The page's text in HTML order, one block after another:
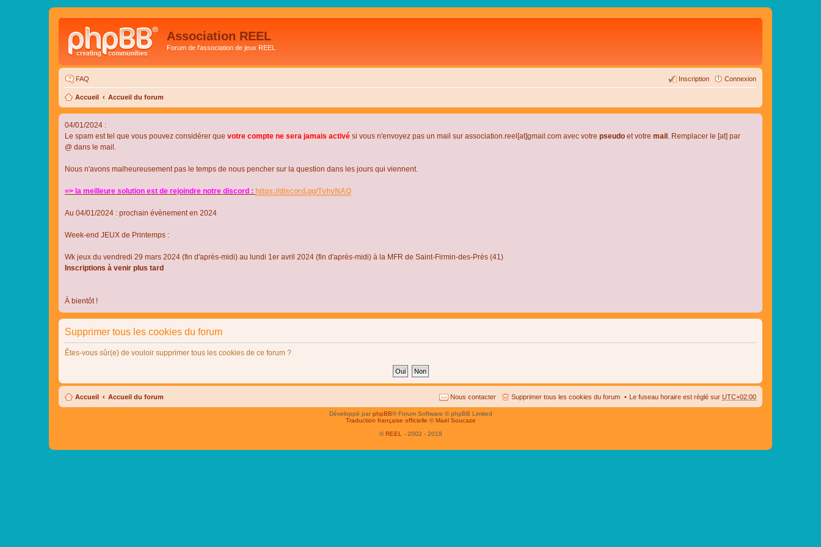
Association REEL
Forum de l'association de jeux REEL
FAQ Connexion
Inscription
Accueil Accueil du forum
04/01/2024 :
Le spam est tel que vous pouvez considérer que votre compte ne sera jamais activé si vous n'envoyez pas un mail sur association.reel[at]gmail.com avec votre pseudo et votre mail . Remplacer le [at] par
@ dans le mail.
Nous n'avons malheureusement pas le temps de nous pencher sur la question dans les jours qui viennent.
=> la meilleure solution est de rejoindre notre discord : https://discord.gg/TvhyNAQ
Au 04/01/2024 : prochain évènement en 2024
Week-end JEUX de Printemps :
Wk jeux du vendredi 29 mars 2024 (fin d'après-midi) au lundi 1er avril 2024 (fin d'après-midi) à la MFR de Saint-Firmin-des-Près (41)
Inscriptions à venir plus tard
À bientôt !
Supprimer tous les cookies du forum
Êtes-vous sûr(e) de vouloir supprimer tous les cookies de ce forum ?
Accueil Accueil du forum Le fuseau horaire est réglé sur UTC+02:00
Supprimer tous les cookies du forum
Nous contacter
Développé parphpBB® Forum Software © phpBB Limited
Traduction française officielle © Maël Soucaze
© REEL - 2002 - 2019